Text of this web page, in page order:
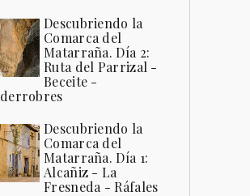
Descubriendo la
Comarca del
Matarraña. Día 2:
Ruta del Parrizal -
Beceite -
Descubriendo la
Comarca del
Matarraña. Día 1:
Alcañiz - La
Fresneda - Ráfales